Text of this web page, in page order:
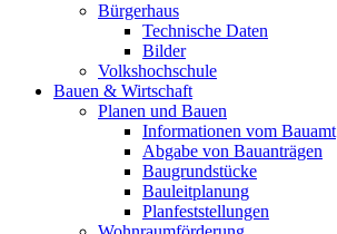
Bürgerhaus
Technische Daten
Bilder
Volkshochschule
Bauen & Wirtschaft
Planen und Bauen
Informationen vom Bauamt
Abgabe von Bauanträgen
Baugrundstücke
Bauleitplanung
Planfeststellungen